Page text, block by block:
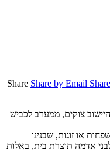
Share Share by Email
צוקים, ממערב לכביש
למשפחות או זוגות, שבנינו
אדמה תוצרת בית, באלות